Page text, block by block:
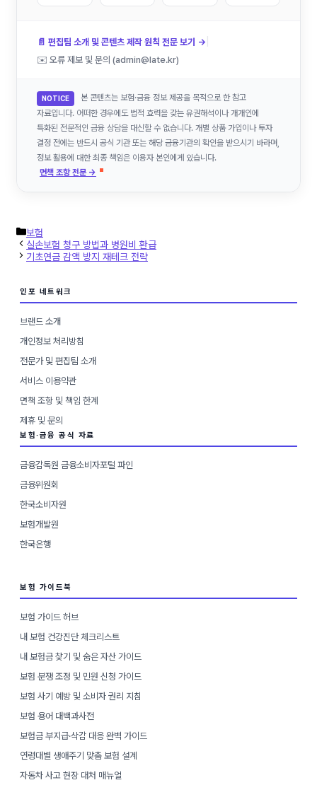
📄 편집팀 소개 및 콘텐츠 제작 원칙 전문 보기 →
✉️ 오류 제보 및 문의 (admin@late.kr)
NOTICE
본 콘텐츠는 보험·금융 정보 제공을 목적으로 한 참고
자료입니다. 어떠한 경우에도 법적 효력을 갖는 유권해석이나 개개인에
특화된 전문적인 금융 상담을 대신할 수 없습니다. 개별 상품 가입이나 투자
결정 전에는 반드시 공식 기관 또는 해당 금융기관의 확인을 받으시기 바라며,
정보 활용에 대한 최종 책임은 이용자 본인에게 있습니다.
면책 조항 전문 →
카
테
고
리
보험
실손보험 청구 방법과 병원비 환급
기초연금 감액 방지 재테크 전략
인포 네트워크
브랜드 소개
개인정보 처리방침
전문가 및 편집팀 소개
서비스 이용약관
면책 조항 및 책임 한계
제휴 및 문의
보험·금융 공식 자료
금융감독원 금융소비자포털 파인
금융위원회
한국소비자원
보험개발원
한국은행
보험 가이드북
보험 가이드 허브
내 보험 건강진단 체크리스트
내 보험금 찾기 및 숨은 자산 가이드
보험 분쟁 조정 및 민원 신청 가이드
보험 사기 예방 및 소비자 권리 지침
보험 용어 대백과사전
보험금 부지급·삭감 대응 완벽 가이드
연령대별 생애주기 맞춤 보험 설계
자동차 사고 현장 대처 매뉴얼